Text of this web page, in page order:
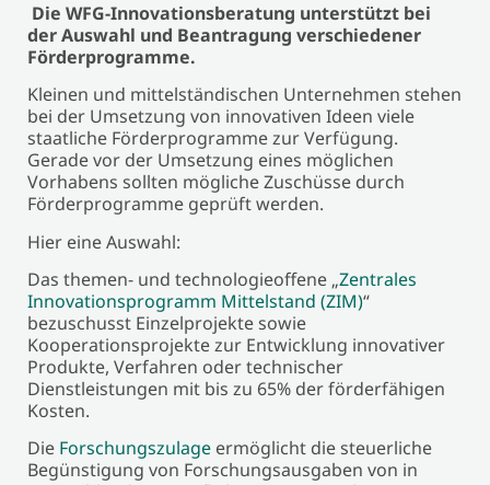
Die WFG-Innovationsberatung unterstützt bei
der Auswahl und Beantragung verschiedener
Förderprogramme.
Kleinen und mittelständischen Unternehmen stehen
bei der Umsetzung von innovativen Ideen viele
staatliche Förderprogramme zur Verfügung.
Gerade vor der Umsetzung eines möglichen
Vorhabens sollten mögliche Zuschüsse durch
Förderprogramme geprüft werden.
Hier eine Auswahl:
Das themen- und technologieoffene „Zentrales
Innovationsprogramm Mittelstand (ZIM)“
bezuschusst Einzelprojekte sowie
Kooperationsprojekte zur Entwicklung innovativer
Produkte, Verfahren oder technischer
Dienstleistungen mit bis zu 65% der förderfähigen
Kosten.
Die Forschungszulage ermöglicht die steuerliche
Begünstigung von Forschungsausgaben von in